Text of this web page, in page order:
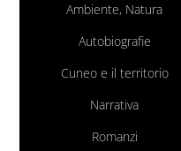
Ambiente, Natura
Autobiografie
Cuneo e il territorio
Narrativa
Romanzi